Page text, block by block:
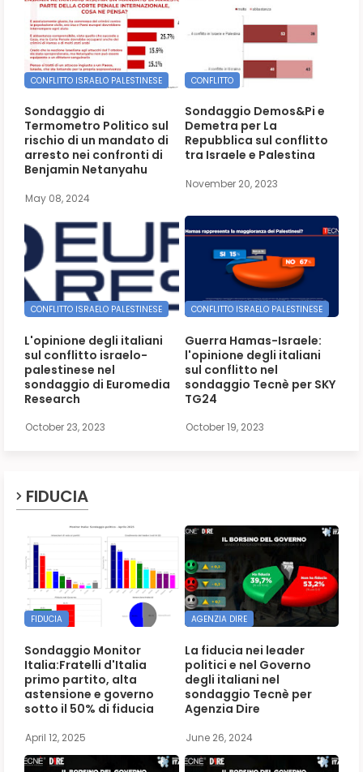
CONFLITTO ISRAELO PALESTINESE
Sondaggio di
Termometro Politico sul
rischio di un mandato di
arresto nei confronti di
Benjamin Netanyahu
May 08, 2024
CONFLITTO
Sondaggio Demos&Pi e
Demetra per La
Repubblica sul conflitto
tra Israele e Palestina
November 20, 2023
CONFLITTO ISRAELO PALESTINESE
L'opinione degli italiani
sul conflitto israelo-
palestinese nel
sondaggio di Euromedia
Research
October 23, 2023
CONFLITTO ISRAELO PALESTINESE
Guerra Hamas-Israele:
l'opinione degli italiani
sul conflitto nel
sondaggio Tecnè per SKY
TG24
October 19, 2023
FIDUCIA
FIDUCIA
Sondaggio Monitor
Italia:Fratelli d'Italia
primo partito, alta
astensione e governo
sotto il 50% di fiducia
April 12, 2025
AGENZIA DIRE
La fiducia nei leader
politici e nel Governo
degli italiani nel
sondaggio Tecnè per
Agenzia Dire
June 26, 2024